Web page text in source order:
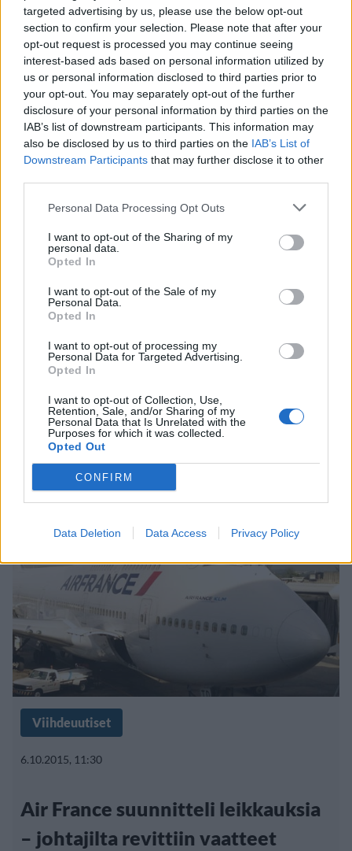
targeted advertising by us, please use the below opt-out
section to confirm your selection. Please note that after your
opt-out request is processed you may continue seeing
interest-based ads based on personal information utilized by
us or personal information disclosed to third parties prior to
your opt-out. You may separately opt-out of the further
disclosure of your personal information by third parties on the
IAB’s list of downstream participants. This information may
also be disclosed by us to third parties on the IAB’s List of
Downstream Participants that may further disclose it to other
Personal Data Processing Opt Outs
I want to opt-out of the Sharing of my
personal data.
Opted In
I want to opt-out of the Sale of my
Personal Data.
Opted In
I want to opt-out of processing my
Personal Data for Targeted Advertising.
Opted In
I want to opt-out of Collection, Use,
Retention, Sale, and/or Sharing of my
Personal Data that Is Unrelated with the
Purposes for which it was collected.
Opted Out
CONFIRM
Data Deletion Data Access Privacy Policy
vuoksi
Suolikaasun tuoksu levisi Spider-Man -
näytöksessä – yleisö poistui paikalta
Uutiset
Venäjä kielsi eurooppalaisia
lentoyhtiöitä laskeutumasta
Moskovaan – syynä Valko-Venäjän
ilmatilan kiertäminen
Viihdeuutiset
6.10.2015, 11:30
Air France suunnitteli leikkauksia
– johtajilta revittiin vaatteet